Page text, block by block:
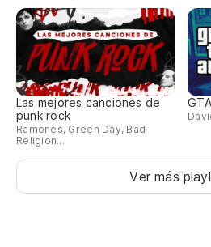
Las mejores canciones de
punk rock
Ramones, Green Day, Bad
Religion...
Ver más